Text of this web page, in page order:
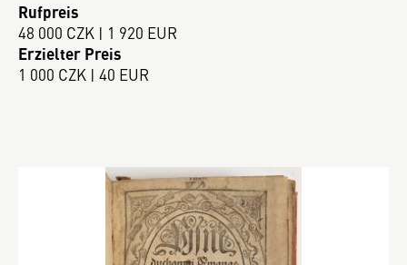
Rufpreis
48 000 CZK | 1 920 EUR
Erzielter Preis
1 000 CZK | 40 EUR